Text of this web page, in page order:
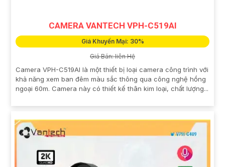
CAMERA VANTECH VPH-C519AI
Giá Khuyến Mại: 30%
Giá Bán: liên Hệ
Camera VPH-C519AI là một thiết bị loại camera công trình với
khả năng xem ban đêm màu sắc thông qua công nghệ hồng
ngoại 60m. Camera này có thiết kế thân kim loại, chất lượng...